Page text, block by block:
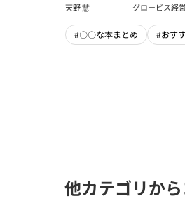
天野 慧
グロービス経
#〇〇な本まとめ #おす
他カテゴリか